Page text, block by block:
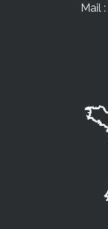
Mail :